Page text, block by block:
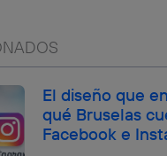
El diseño que
qué Bruselas
Facebook e